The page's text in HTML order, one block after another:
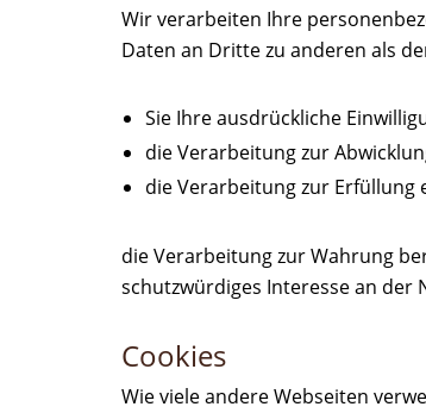
Wir verarbeiten Ihre
Daten an Dritte zu anderen als
Sie Ihre ausdrückliche
die Verarbeitung zur
die Verarbeitung zur
die Verarbeitung zur Wahrung
schutzwürdiges Interesse an der
Cookies
Wie viele andere Webseiten